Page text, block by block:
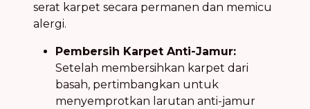
serat karpet secara permanen dan memicu
alergi.
Pembersih Karpet Anti-Jamur:
Setelah membersihkan karpet dari
basah, pertimbangkan untuk
menyemprotkan larutan anti-jamur